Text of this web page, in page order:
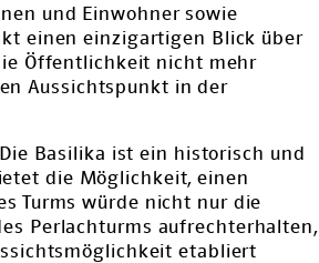
und Einwohner sowie
einen einzigartigen Blick über
Öffentlichkeit nicht mehr
Aussichtspunkt in der
Basilika ist ein historisch und
die Möglichkeit, einen
Turms würde nicht nur die
Perlachturms aufrechterhalten,
etabliert